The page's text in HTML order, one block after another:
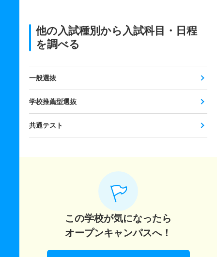
他の入試種別から入試科目・日程
を調べる
一般選抜
学校推薦型選抜
共通テスト
この学校が気になったら
オープンキャンパスへ！